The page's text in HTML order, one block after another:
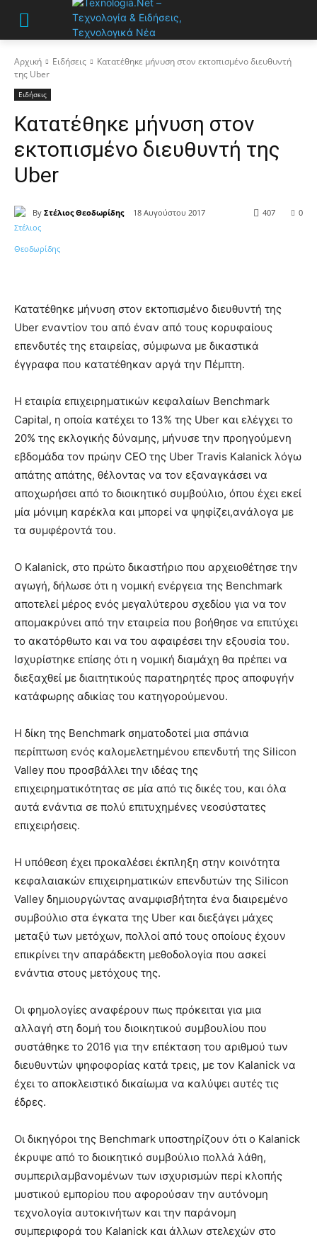
Αρχική Ειδήσεις
Κατατέθηκε μήνυση στον εκτοπισμένο διευθυντή
της Uber
Ειδήσεις
Κατατέθηκε μήνυση στον
εκτοπισμένο διευθυντή της
Uber
By Στέλιος Θεοδωρίδης 18 Αυγούστου 2017 0
407
Κατατέθηκε μήνυση στον εκτοπισμένο διευθυντή της
Uber εναντίον του από έναν από τους κορυφαίους
επενδυτές της εταιρείας, σύμφωνα με δικαστικά
έγγραφα που κατατέθηκαν αργά την Πέμπτη.
Η εταιρία επιχειρηματικών κεφαλαίων Benchmark
Capital, η οποία κατέχει το 13% της Uber και ελέγχει το
20% της εκλογικής δύναμης, μήνυσε την προηγούμενη
εβδομάδα τον πρώην CEO της Uber Travis Kalanick λόγω
απάτης απάτης, θέλοντας να τον εξαναγκάσει να
αποχωρήσει από το διοικητικό συμβούλιο, όπου έχει εκεί
μία μόνιμη καρέκλα και μπορεί να ψηφίζει,ανάλογα με
τα συμφέροντά του.
Ο Kalanick, στο πρώτο δικαστήριο που αρχειοθέτησε την
αγωγή, δήλωσε ότι η νομική ενέργεια της Benchmark
αποτελεί μέρος ενός μεγαλύτερου σχεδίου για να τον
απομακρύνει από την εταιρεία που βοήθησε να επιτύχει
το ακατόρθωτο και να του αφαιρέσει την εξουσία του.
Ισχυρίστηκε επίσης ότι η νομική διαμάχη θα πρέπει να
διεξαχθεί με διαιτητικούς παρατηρητές προς αποφυγήν
κατάφωρης αδικίας του κατηγορούμενου.
Η δίκη της Benchmark σηματοδοτεί μια σπάνια
περίπτωση ενός καλομελετημένου επενδυτή της Silicon
Valley που προσβάλλει την ιδέας της
επιχειρηματικότητας σε μία από τις δικές του, και όλα
αυτά ενάντια σε πολύ επιτυχημένες νεοσύστατες
επιχειρήσεις.
Η υπόθεση έχει προκαλέσει έκπληξη στην κοινότητα
κεφαλαιακών επιχειρηματικών επενδυτών της Silicon
Valley δημιουργώντας αναμφισβήτητα ένα διαιρεμένο
συμβούλιο στα έγκατα της Uber και διεξάγει μάχες
μεταξύ των μετόχων, πολλοί από τους οποίους έχουν
επικρίνει την απαράδεκτη μεθοδολογία που ασκεί
ενάντια στους μετόχους της.
Οι φημολογίες αναφέρουν πως πρόκειται για μια
αλλαγή στη δομή του διοικητικού συμβουλίου που
συστάθηκε το 2016 για την επέκταση του αριθμού των
διευθυντών ψηφοφορίας κατά τρεις, με τον Kalanick να
έχει το αποκλειστικό δικαίωμα να καλύψει αυτές τις
έδρες.
Οι δικηγόροι της Benchmark υποστηρίζουν ότι ο Kalanick
έκρυψε από το διοικητικό συμβούλιο πολλά λάθη,
συμπεριλαμβανομένων των ισχυρισμών περί κλοπής
μυστικού εμπορίου που αφορούσαν την αυτόνομη
τεχνολογία αυτοκινήτων και την παράνομη
συμπεριφορά του Kalanick και άλλων στελεχών στο